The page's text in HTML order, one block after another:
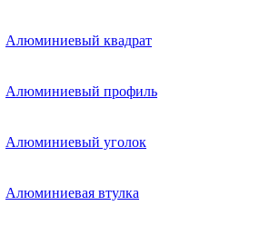
Алюминиевый квадрат
Алюминиевый профиль
Алюминиевый уголок
Алюминиевая втулка